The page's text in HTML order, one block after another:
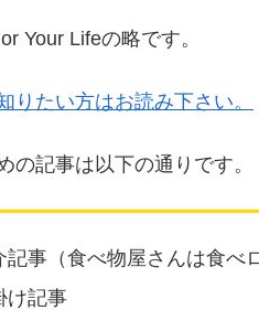
Your Lifeの略です。
りたい方はお読み下さい。
の記事は以下の通りです。
事（食べ物屋さんは食べ
け記事